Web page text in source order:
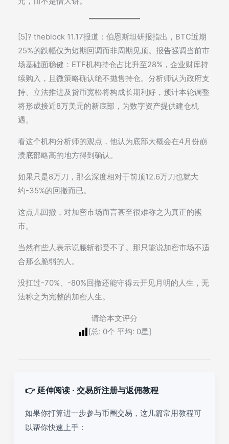
[5]? theblock 11.17报道：伯恩斯坦研报指出，BTC近期
25%的跌幅仅为短期回调而非周期见顶。报告强调当前市
场基础面稳健：ETF机构持仓占比升至28%，企业财库持
续购入，且微策略确认绝不抛售持仓。分析师认为政府支
持、立法推进及货币宽松将构成长期利好，预计本轮调整
将形成接近8万美元的新底部，为数字资产提供建仓机
遇。
看这个机构分析师的观点，他认为底部大概会在4月份崩
溃底部略高的地方得到确认。
如果只是8万刀，那么深度相对于前顶12.6万刀也就大
约-35%的回撤而已。
这点儿回撤，对加密市场而言甚至很难称之为真正的熊
市。
当然有些人表示说腰斩都受不了。那只能说加密市场不适
合那么脆弱的人。
没扛过-70%、-80%回撤还能守得云开见月明的人生，无
法称之为完整的加密人生。
请给本文评分
[总: 0个 平均: 0星]
👉 延伸阅读 · 交易所注册与返佣教程
如果你打算进一步参与币圈交易，这几篇常用教程可
以帮你快速上手：